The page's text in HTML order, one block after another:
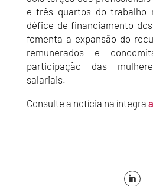
e três quartos do trabalho
défice de financiamento
fomenta a expansão do
remunerados e
participação das
salariais.
Consulte a notícia na íntegra